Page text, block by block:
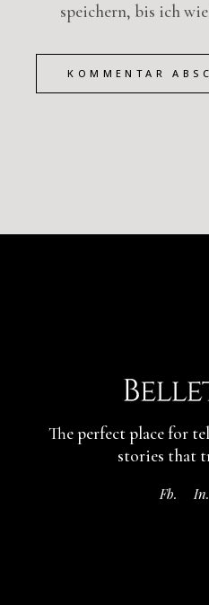
speichern, bis ich
KOMMENTAR
The perfect place for
stories that
Fb. In.